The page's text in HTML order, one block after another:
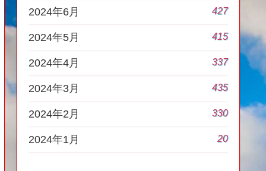
2024年6月 427
2024年5月 415
2024年4月 337
2024年3月 435
2024年2月 330
2024年1月 20